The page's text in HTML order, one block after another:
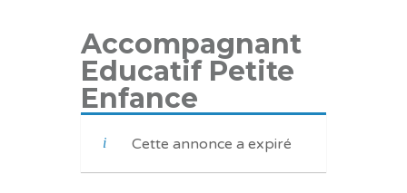
Accompagnant
Educatif Petite
Enfance
Cette annonce a expiré